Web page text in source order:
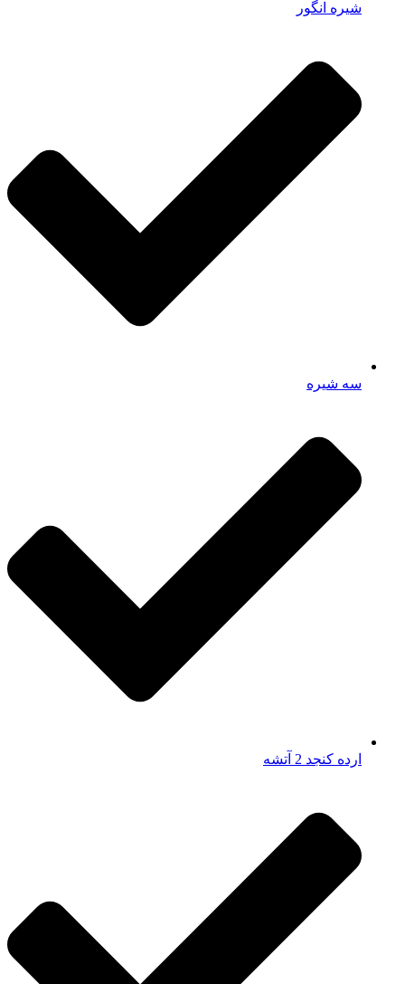
شیره انگور
سه شیره
ارده کنجد 2 آتشه